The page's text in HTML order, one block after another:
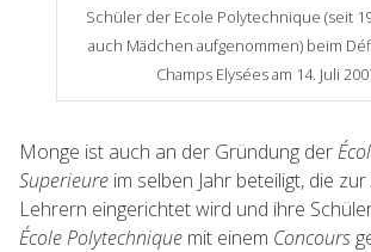
Schüler der Ecole Polytechnique (seit
auch Mädchen aufgenommen) beim
Champs Elysées am 14. Juli
Monge ist auch an der Gründung der
Superieure im selben Jahr beteiligt, die
Lehrern eingerichtet wird und ihre
École Polytechnique mit einem Concours